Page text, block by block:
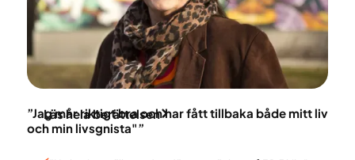
”Jag mår riktigt bra och har fått tillbaka både mitt liv
och min livsgnista"”
Läs hela berättelsen